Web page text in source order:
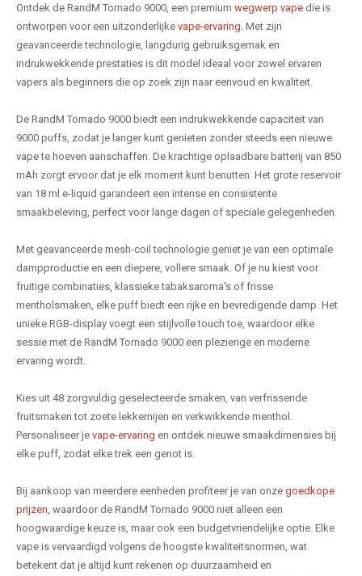
Ontdek de RandM Tornado 9000, een premium wegwerp vape die is
ontworpen voor een uitzonderlijke vape-ervaring . Met zijn
geavanceerde technologie, langdurig gebruiksgemak en
indrukwekkende prestaties is dit model ideaal voor zowel ervaren
vapers als beginners die op zoek zijn naar eenvoud en kwaliteit.
De RandM Tornado 9000 biedt een indrukwekkende capaciteit van
9000 puffs, zodat je langer kunt genieten zonder steeds een nieuwe
vape te hoeven aanschaffen. De krachtige oplaadbare batterij van 850
mAh zorgt ervoor dat je elk moment kunt benutten. Het grote reservoir
van 18 ml e-liquid garandeert een intense en consistente
smaakbeleving, perfect voor lange dagen of speciale gelegenheden.
Met geavanceerde mesh-coil technologie geniet je van een optimale
dampproductie en een diepere, vollere smaak. Of je nu kiest voor
fruitige combinaties, klassieke tabaksaroma's of frisse
mentholsmaken, elke puff biedt een rijke en bevredigende damp. Het
unieke RGB-display voegt een stijlvolle touch toe, waardoor elke
sessie met de RandM Tornado 9000 een plezierige en moderne
ervaring wordt.
Kies uit 48 zorgvuldig geselecteerde smaken, van verfrissende
fruitsmaken tot zoete lekkernijen en verkwikkende menthol.
Personaliseer je vape-ervaring en ontdek nieuwe smaakdimensies bij
elke puff, zodat elke trek een genot is.
Bij aankoop van meerdere eenheden profiteer je van onze goedkope
prijzen , waardoor de RandM Tornado 9000 niet alleen een
hoogwaardige keuze is, maar ook een budgetvriendelijke optie. Elke
vape is vervaardigd volgens de hoogste kwaliteitsnormen, wat
betekent dat je altijd kunt rekenen op duurzaamheid en